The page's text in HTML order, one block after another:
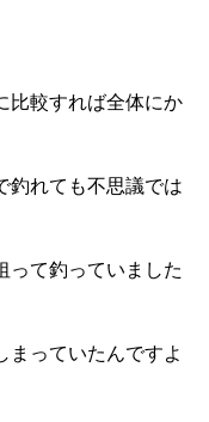
比較すれば全体にか
釣れても不思議では
って釣っていました
まっていたんですよ